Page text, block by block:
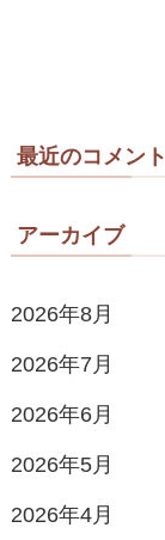
最近のコメント
アーカイブ
2026年8月
2026年7月
2026年6月
2026年5月
2026年4月